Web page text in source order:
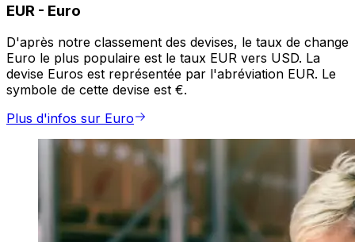
EUR - Euro
D'après notre classement des devises, le taux de change
Euro le plus populaire est le taux EUR vers USD. La
devise Euros est représentée par l'abréviation EUR. Le
symbole de cette devise est €.
Plus d'infos sur Euro